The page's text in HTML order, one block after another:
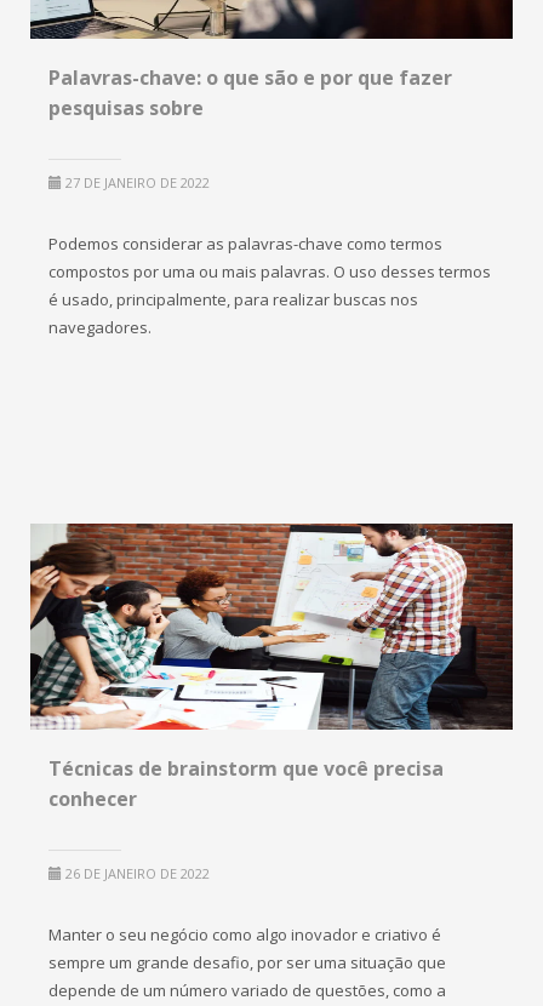
Palavras-chave: o que são e por que fazer
pesquisas sobre
27 DE JANEIRO DE 2022
Podemos considerar as palavras-chave como termos
compostos por uma ou mais palavras. O uso desses termos
é usado, principalmente, para realizar buscas nos
navegadores.
Técnicas de brainstorm que você precisa
conhecer
26 DE JANEIRO DE 2022
Manter o seu negócio como algo inovador e criativo é
sempre um grande desafio, por ser uma situação que
depende de um número variado de questões, como a